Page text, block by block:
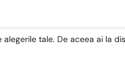
alegerile tale. De aceea ai la